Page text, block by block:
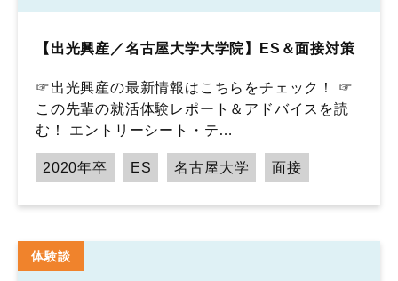
【出光興産／名古屋大学大学院】ES＆面接対策
☞出光興産の最新情報はこちらをチェック！ ☞
この先輩の就活体験レポート＆アドバイスを読
む！ エントリーシート・テ…
2020年卒 ES 名古屋大学 面接
体験談